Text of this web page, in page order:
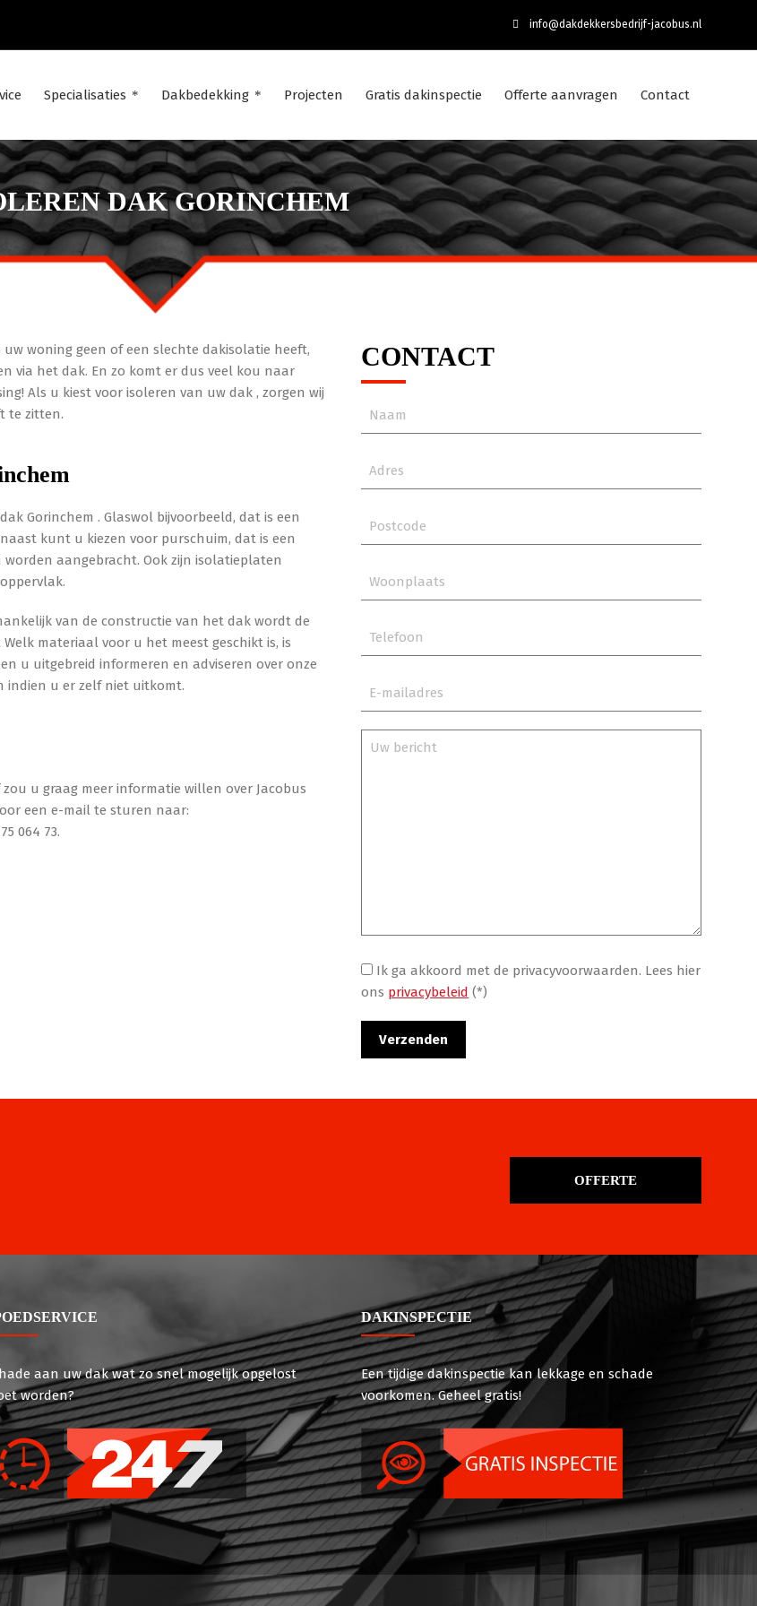
info@dakdekkersbedrijf-jacobus.nl
Specialisaties Dakbedekking Projecten Gratis dakinspectie Offerte aanvragen Contact
DAK GORINCHEM
woning geen of een slechte dakisolatie heeft,
via het dak. En zo komt er dus veel kou naar
Als u kiest voor isoleren van uw dak , zorgen wij
te zitten.
Gorinchem . Glaswol bijvoorbeeld, dat is een
kunt u kiezen voor purschuim, dat is een
aangebracht. Ook zijn isolatieplaten
van de constructie van het dak wordt de
materiaal voor u het meest geschikt is, is
u uitgebreid informeren en adviseren over onze
indien u er zelf niet uitkomt.
u graag meer informatie willen over Jacobus
een e-mail te sturen naar:
064 73.
CONTACT
Ik ga akkoord met de privacyvoorwaarden. Lees hier
ons privacybeleid (*)
OFFERTE
aan uw dak wat zo snel mogelijk opgelost
worden?
DAKINSPECTIE
Een tijdige dakinspectie kan lekkage en schade
voorkomen. Geheel gratis!